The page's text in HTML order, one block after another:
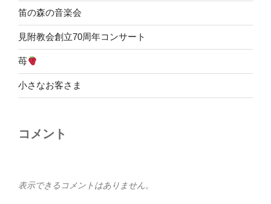
笛の森の音楽会
見附教会創立70周年コンサート
苺
小さなお客さま
コメント
表示できるコメントはありません。